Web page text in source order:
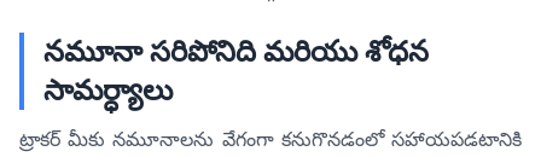
నమూనా సరిపోనిది మరియు శోధన
సామర్ధ్యాలు
ట్రాకర్ మీకు నమూనాలను వేగంగా కనుగొనడంలో సహాయపడటానికి